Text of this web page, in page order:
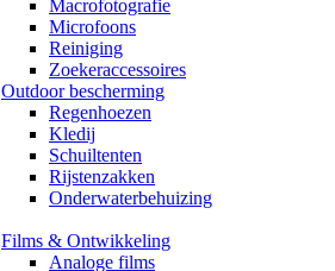
Macrofotografie
Microfoons
Reiniging
Zoekeraccessoires
Outdoor bescherming
Regenhoezen
Kledij
Schuiltenten
Rijstenzakken
Onderwaterbehuizing
Films & Ontwikkeling
Analoge films